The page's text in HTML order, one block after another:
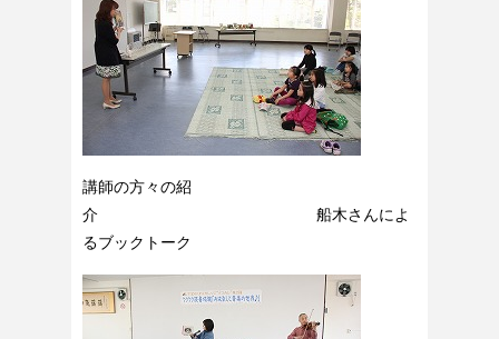
講師の方々の紹
介 船木さんによ
るブックトーク